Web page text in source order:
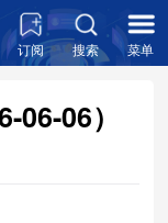
订阅 搜索 菜单
06-06）